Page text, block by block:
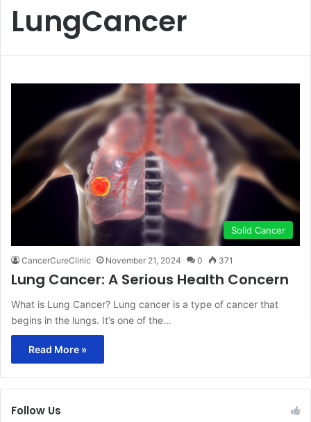
LungCancer
Solid Cancer
CancerCureClinic November 21, 2024 0 371
Lung Cancer: A Serious Health Concern
What is Lung Cancer? Lung cancer is a type of cancer that
begins in the lungs. It’s one of the…
Read More »
Follow Us